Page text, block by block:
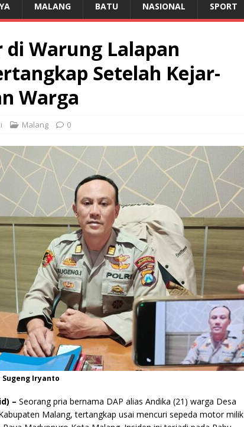
MALANG BATU NASIONAL SPORT
Warung Lalapan
Setelah Kejar-
Warga
Malang 0
Sugeng Iryanto
– Seorang pria bernama DAP alias Andika (21) warga Desa
Malang, tertangkap usai mencuri sepeda motor milik